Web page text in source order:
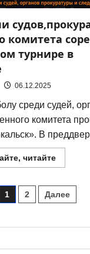
комитета
турнире в
06.12.2025
сре­ди судей,
коми­те­та
В
читайте
больше
и
турнире
1 2 Далее